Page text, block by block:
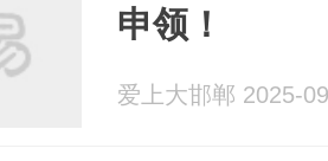
申领！
爱上大邯郸 2025-